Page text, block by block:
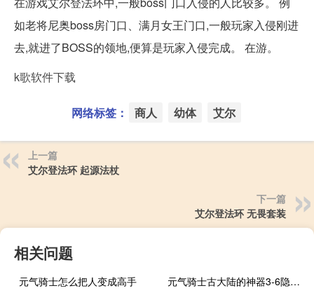
如老将尼奥boss房门口、满月女王门口,一般玩家入侵刚进
去,就进了BOSS的领地,便算是玩家入侵完成。 在游。
k歌软件下载
网络标签： 商人 幼体 艾尔
上一篇
艾尔登法环 起源法杖
下一篇
艾尔登法环 无畏套装
相关问题
元气骑士怎么把人变成高手
元气骑士古大陆的神器3-6隐藏boss有什么用